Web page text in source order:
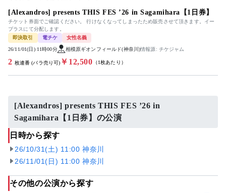
[Alexandros] presents THIS FES ’26 in Sagamihara【1日券】
チケット券面でご確認ください。 行けなくなってしまったため販売させて頂きます。イー
プラスにて分配します。
即決取引
電チケ 女性名義
26/11/01(日) 11時00分 相模原ギオンフィールド(神奈川)情報源: チケジャム
2 枚連番 (バラ売り可) ￥12,500 （1枚あたり）
[Alexandros] presents THIS FES ’26 in
Sagamihara【1日券】の公演
日時から探す
26/10/31(土) 11:00 神奈川
26/11/01(日) 11:00 神奈川
その他の公演から探す